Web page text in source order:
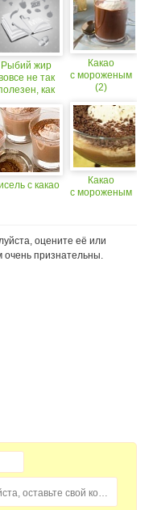
Рыбий жир
не так
как
с какао
Какао
с мороженым
(2)
Какао
с мороженым
оцените её или
признательны.
Домохозяйка, пожалуйста, оставьте свой комментарий...